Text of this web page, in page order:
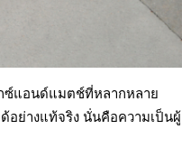
ซ์แอนด์แมตช์ที่หลากหลาย
ด้อย่างแท้จริง นั่นคือความเป็นผู้